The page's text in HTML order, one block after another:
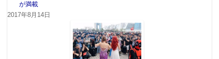
が満載
2017年8月14日